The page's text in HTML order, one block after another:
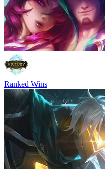
Ranked Wins